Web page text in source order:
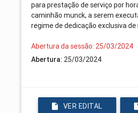
para prestação de serviço por
caminhão munck, a serem
regime de dedicação exclusiva de
Abertura da sessão: 25/03/2024
Abertura: 25/03/2024
VER EDITAL